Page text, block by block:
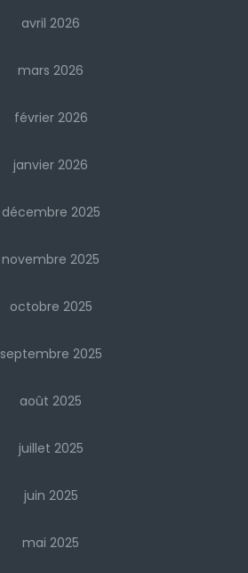
avril 2026
mars 2026
février 2026
janvier 2026
décembre 2025
novembre 2025
octobre 2025
septembre 2025
août 2025
juillet 2025
juin 2025
mai 2025